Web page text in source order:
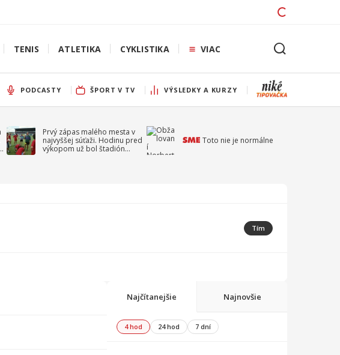
TENIS ATLETIKA CYKLISTIKA VIAC
PODCASTY ŠPORT V TV VÝSLEDKY A KURZY
Prvý zápas malého mesta v
najvyššej súťaži. Hodinu pred
výkopom už bol štadión
Toto nie je normálne
Tím
Najčítanejšie Najnovšie
4 hod 24 hod 7 dní